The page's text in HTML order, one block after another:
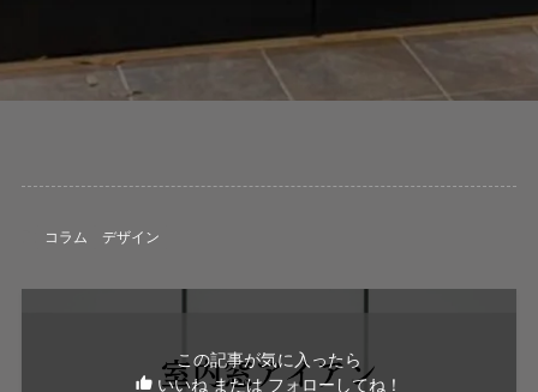
コラム デザイン
この記事が気に入ったら
いいね または フォローしてね！